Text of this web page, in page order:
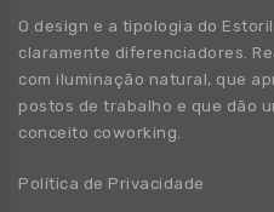
O design e a tipologia do
claramente diferenciadores.
com iluminação natural, que
postos de trabalho e que dão
conceito coworking.
Política de Privacidade